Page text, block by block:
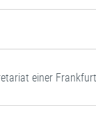
einer